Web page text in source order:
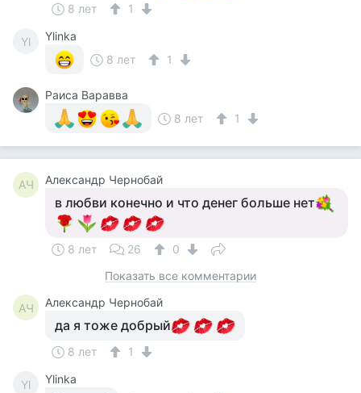
8 лет 1
Yl
Ylinka
8 лет
1
Раиса Варавва
8 лет
1
АЧ Александр Чернобай
в любви конечно и что денег больше нет
8 лет 26
0
Показать все комментарии
АЧ Александр Чернобай
да я тоже добрый
8 лет 1
Yl Ylinka